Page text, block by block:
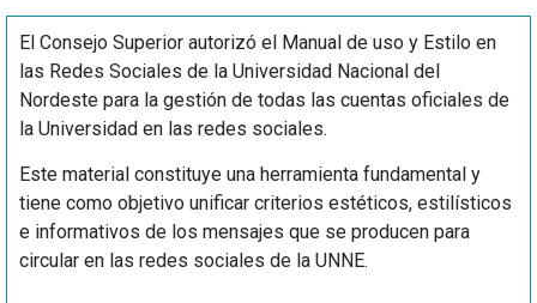
El Consejo Superior autorizó el Manual de uso y Estilo en
las Redes Sociales de la Universidad Nacional del
Nordeste para la gestión de todas las cuentas oficiales de
la Universidad en las redes sociales.
Este material constituye una herramienta fundamental y
tiene como objetivo unificar criterios estéticos, estilísticos
e informativos de los mensajes que se producen para
circular en las redes sociales de la UNNE.